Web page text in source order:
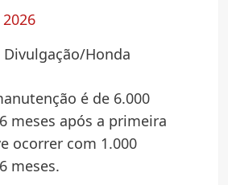
Divulgação/Honda
é de 6.000
meses após a primeira
ocorrer com 1.000
meses.